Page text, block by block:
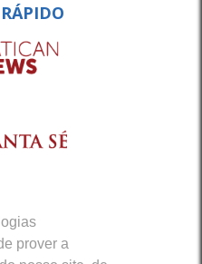
prover a